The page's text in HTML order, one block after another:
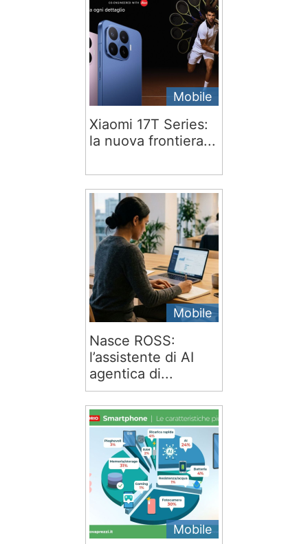
Mobile
Xiaomi 17T Series:
la nuova frontiera...
Mobile
Nasce ROSS:
l’assistente di AI
agentica di...
Mobile